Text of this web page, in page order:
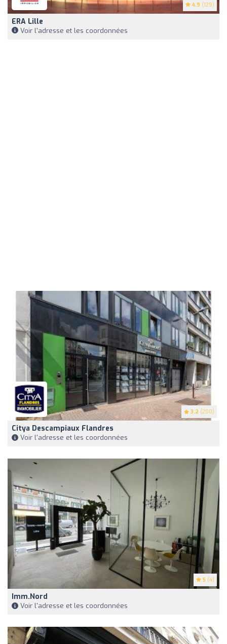
4.9 (129)
ERA Lille
Voir l'adresse et les coordonnées
3.2 (200)
Citya Descampiaux Flandres
Voir l'adresse et les coordonnées
5 (4)
Imm.Nord
Voir l'adresse et les coordonnées